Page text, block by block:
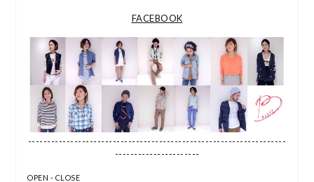
FACEBOOK
-------------------------------------------------------------------
----------------------
OPEN - CLOSE